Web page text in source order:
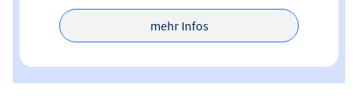
mehr Infos